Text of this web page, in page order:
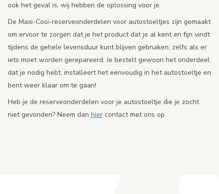
ook het geval is, wij hebben de oplossing voor je.
De Maxi-Cosi-reserveonderdelen voor autostoeltjes zijn gemaakt
om ervoor te zorgen dat je het product dat je al kent en fijn vindt
tijdens de gehele levensduur kunt blijven gebruiken, zelfs als er
iets moet worden gerepareerd. Je bestelt gewoon het onderdeel
dat je nodig hebt, installeert het eenvoudig in het autostoeltje en
bent weer klaar om te gaan!
Heb je de reserveonderdelen voor je autostoeltje die je zocht
niet gevonden? Neem dan hier contact met ons op.